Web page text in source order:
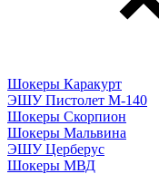
Шокеры Каракурт
ЭШУ Пистолет М-140
Шокеры Скорпион
Шокеры Мальвина
ЭШУ Церберус
Шокеры МВД